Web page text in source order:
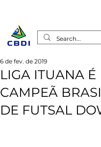
LIGA ITUANA É
CAMPEÃ
DE FUTSAL
6 de fev. de 2019